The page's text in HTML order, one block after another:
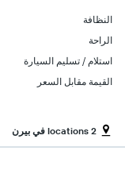
النظافة
الراحة
استلام / تسليم السيارة
القيمة مقابل السعر
2 locations في بيرن